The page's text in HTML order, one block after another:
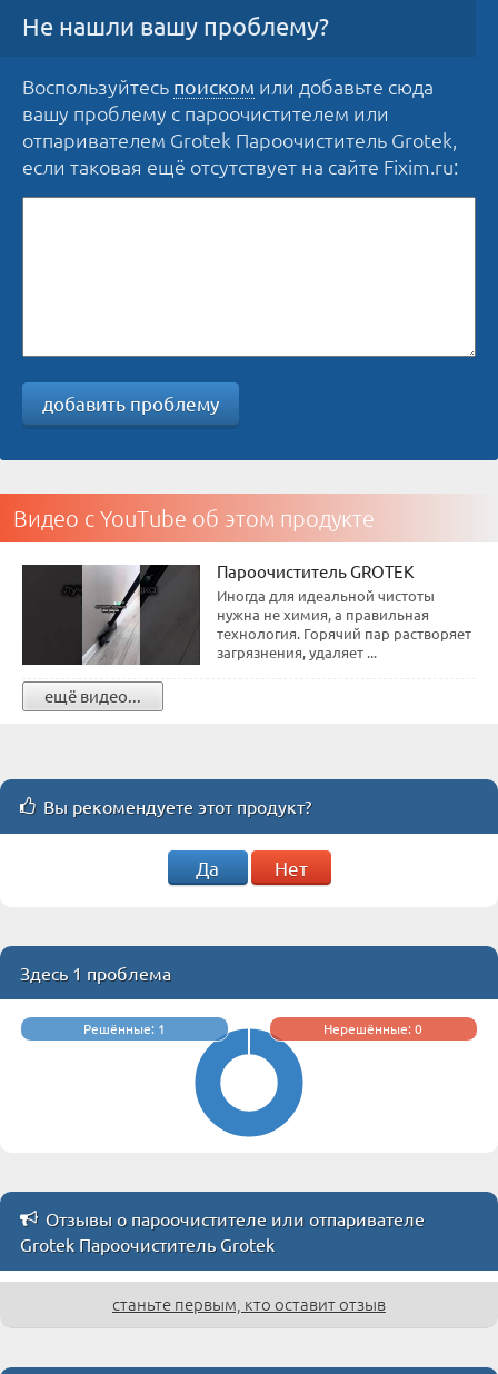
Не нашли вашу проблему?
Воспользуйтесь поиском или добавьте сюда
вашу проблему с пароочистителем или
отпаривателем Grotek Пароочиститель Grotek,
если таковая ещё отсутствует на сайте Fixim.ru:
добавить проблему
Видео с YouTube об этом продукте
Пароочиститель GROTEK
Иногда для идеальной чистоты
нужна не химия, а правильная
технология. Горячий пар растворяет
загрязнения, удаляет ...
ещё видео...
Вы рекомендуете этот продукт?
Да Нет
Здесь 1 проблема
Решённые: 1 Нерешённые: 0
Отзывы о пароочистителе или отпаривателе
Grotek Пароочиститель Grotek
станьте первым, кто оставит отзыв